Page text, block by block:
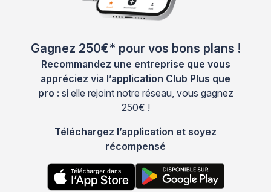
Gagnez 250€* pour vos bons plans !
Recommandez une entreprise que vous
appréciez via l’application Club Plus que
pro : si elle rejoint notre réseau, vous gagnez
250€ !
Téléchargez l’application et soyez
récompensé